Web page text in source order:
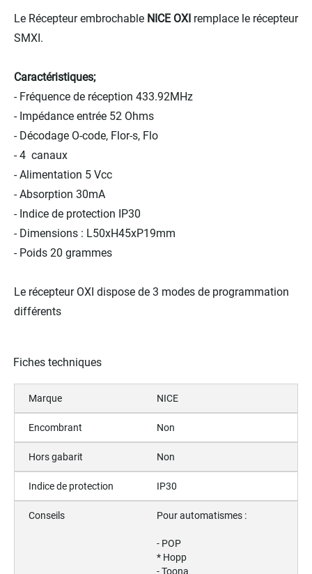
Le Récepteur embrochable NICE OXI remplace le récepteur
SMXI.
Caractéristiques;
- Fréquence de réception 433.92MHz
- Impédance entrée 52 Ohms
- Décodage O-code, Flor-s, Flo
- 4 canaux
- Alimentation 5 Vcc
- Absorption 30mA
- Indice de protection IP30
- Dimensions : L50xH45xP19mm
- Poids 20 grammes
Le récepteur OXI dispose de 3 modes de programmation
différents
Fiches techniques
Marque NICE
Encombrant Non
Hors gabarit Non
Indice de protection IP30
Conseils Pour automatismes :
- POP
* Hopp
- Toona